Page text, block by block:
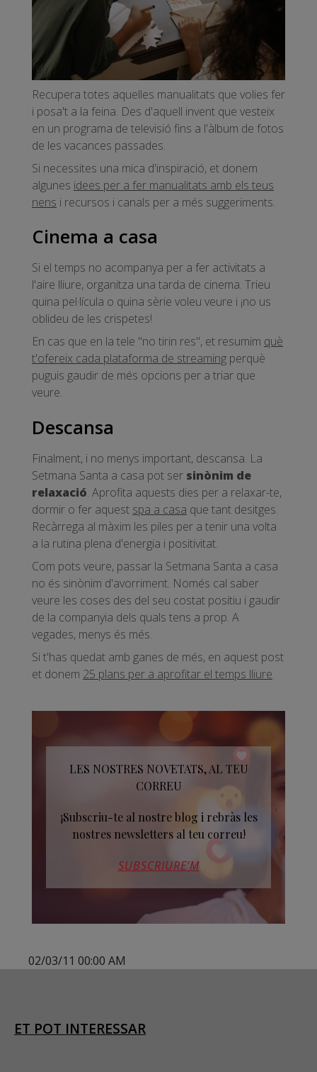
Recupera totes aquelles manualitats que volies fer
i posa't a la feina. Des d'aquell invent que vesteix
en un programa de televisió fins a l'àlbum de fotos
de les vacances passades.
Si necessites una mica d'inspiració, et donem
algunes idees per a fer manualitats amb els teus
nens i recursos i canals per a més suggeriments.
Cinema a casa
Si el temps no acompanya per a fer activitats a
l'aire lliure, organitza una tarda de cinema. Trieu
quina pel·lícula o quina sèrie voleu veure i ¡no us
oblideu de les crispetes!
En cas que en la tele "no tirin res", et resumim què
t'ofereix cada plataforma de streaming perquè
puguis gaudir de més opcions per a triar que
veure.
Descansa
Finalment, i no menys important, descansa. La
Setmana Santa a casa pot ser sinònim de
relaxació. Aprofita aquests dies per a relaxar-te,
dormir o fer aquest spa a casa que tant desitges.
Recàrrega al màxim les piles per a tenir una volta
a la rutina plena d'energia i positivitat.
Com pots veure, passar la Setmana Santa a casa
no és sinònim d'avorriment. Només cal saber
veure les coses des del seu costat positiu i gaudir
de la companyia dels quals tens a prop. A
vegades, menys és més.
Si t'has quedat amb ganes de més, en aquest post
et donem 25 plans per a aprofitar el temps lliure.
LES NOSTRES NOVETATS, AL TEU
CORREU
¡Subscriu-te al nostre blog i rebràs les
nostres newsletters al teu correu!
SUBSCRIURE’M
02/03/11 00:00 AM
ET POT INTERESSAR